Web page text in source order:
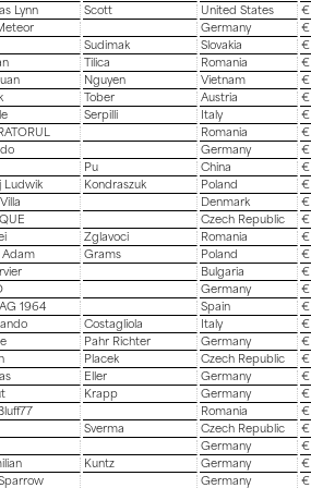
Lynn Scott United States
€
Germany
€
Sudimak Slovakia
€
Tilica Romania
€
Nguyen Vietnam
€
Tober Austria
€
Serpilli Italy
€
Romania
€
Germany
€
Pu China
€
Ludwik Kondraszuk Poland
€
Denmark
€
Czech Republic
€
Zglavoci Romania
€
Adam Grams Poland
€
Bulgaria
€
Germany
€
1964 Spain
€
Costagliola Italy
€
Pahr Richter Germany
€
Placek Czech Republic
€
Eller Germany
€
Krapp Germany
€
Romania
€
Sverma Czech Republic
€
Germany
€
Kuntz Germany
€
Germany
€